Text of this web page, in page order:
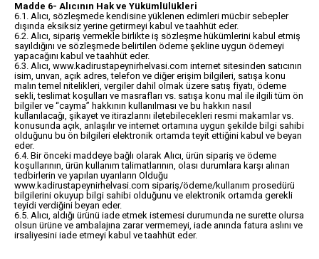
Madde 6- Alıcının Hak ve Yükümlülükleri
6.1. Alıcı, sözleşmede kendisine yüklenen edimleri mücbir sebepler
dışında eksiksiz yerine getirmeyi kabul ve taahhüt eder.
6.2. Alıcı, sipariş vermekle birlikte iş sözleşme hükümlerini kabul etmiş
sayıldığını ve sözleşmede belirtilen ödeme şekline uygun ödemeyi
yapacağını kabul ve taahhüt eder.
6.3. Alıcı, www.kadirustapeynirhelvasi.com internet sitesinden satıcının
isim, unvan, açık adres, telefon ve diğer erişim bilgileri, satışa konu
malın temel nitelikleri, vergiler dahil olmak üzere satış fiyatı, ödeme
sekli, teslimat koşulları ve masrafları vs. satışa konu mal ile ilgili tüm ön
bilgiler ve “cayma” hakkının kullanılması ve bu hakkın nasıl
kullanılacağı, şikayet ve itirazlarını iletebilecekleri resmi makamlar vs.
konusunda açık, anlaşılır ve internet ortamına uygun şekilde bilgi sahibi
olduğunu bu ön bilgileri elektronik ortamda teyit ettiğini kabul ve beyan
eder.
6.4. Bir önceki maddeye bağlı olarak Alıcı, ürün sipariş ve ödeme
koşullarının, ürün kullanım talimatlarının, olası durumlara karşı alınan
tedbirlerin ve yapılan uyarıların Olduğu
www.kadirustapeynirhelvasi.com sipariş/ödeme/kullanım prosedürü
bilgilerini okuyup bilgi sahibi olduğunu ve elektronik ortamda gerekli
teyidi verdiğini beyan eder.
6.5. Alıcı, aldığı ürünü iade etmek istemesi durumunda ne surette olursa
olsun ürüne ve ambalajına zarar vermemeyi, iade anında fatura aslını ve
irsaliyesini iade etmeyi kabul ve taahhüt eder.